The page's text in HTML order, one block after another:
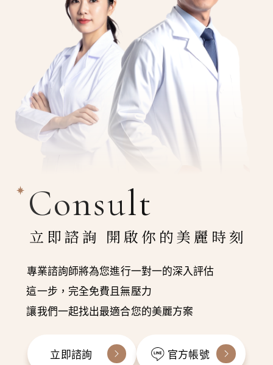
Consult
立即諮詢 開啟你的美麗時刻
專業諮詢師將為您進行一對一的深入評估
這一步，完全免費且無壓力
讓我們一起找出最適合您的美麗方案
立即諮詢 官方帳號